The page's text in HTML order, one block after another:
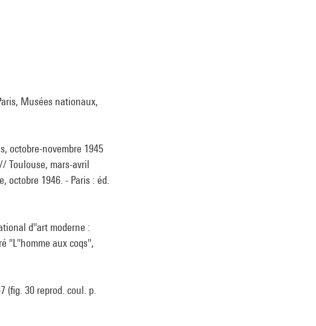
Musées nationaux,
octobre-novembre 1945
Toulouse, mars-avril
1946. - Paris : éd.
d''art moderne :
"L''homme aux coqs",
(fig. 30 reprod. coul. p.